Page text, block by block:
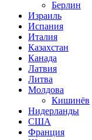
Берлин
Израиль
Испания
Италия
Казахстан
Канада
Латвия
Литва
Молдова
Кишинёв
Нидерланды
США
Франция